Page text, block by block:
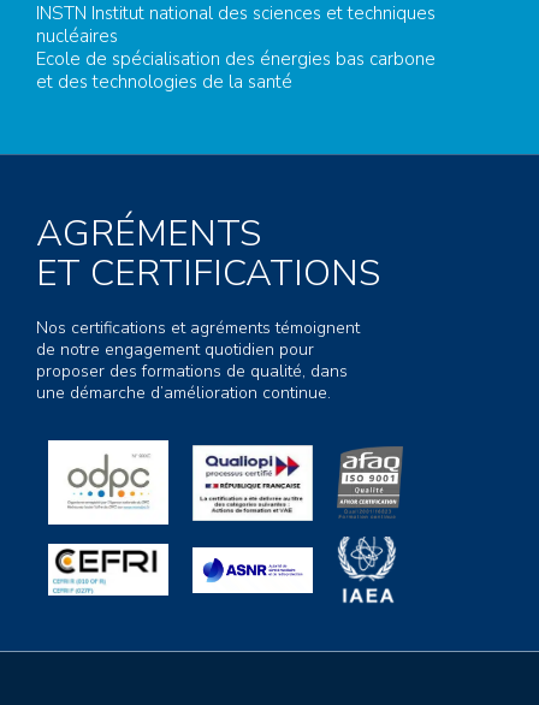
INSTN Institut national des sciences et techniques
nucléaires
Ecole de spécialisation des énergies bas carbone
et des technologies de la santé
AGRÉMENTS
ET CERTIFICATIONS
Nos certifications et agréments témoignent
de notre engagement quotidien pour
proposer des formations de qualité, dans
une démarche d’amélioration continue.